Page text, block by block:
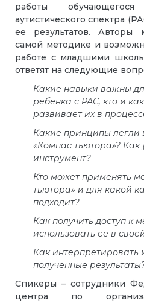
работы
аутистического спектра
ее результатов. Авторы
самой методике и
работе с младшими
ответят на следующие
Какие навыки важны
ребенка с РАС, кто и
развивает их в
Какие принципы легли
«Компас тьютора»? Как
инструмент?
Кто может применять
тьютора» и для какой
подходит?
Как получить доступ к
использовать ее в
Как интерпретировать
полученные
Спикеры – сотрудники
центра по